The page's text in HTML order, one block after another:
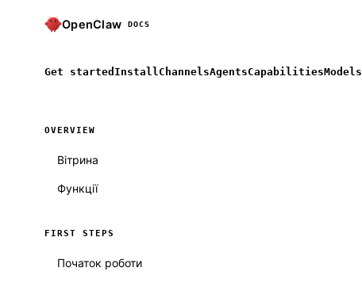
OpenClaw DOCS
Get started Install ChannelsAgentsCapabilitiesModels
OVERVIEW
Вітрина
Функції
FIRST STEPS
Початок роботи